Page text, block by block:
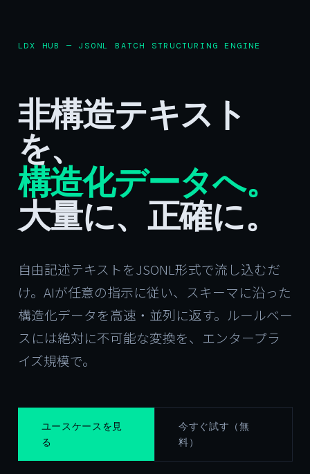
LDX HUB — JSONL BATCH STRUCTURING ENGINE
非構造テキスト
を、
構造化データへ。
大量に、正確に。
自由記述テキストをJSONL形式で流し込むだ
け。AIが任意の指示に従い、スキーマに沿った
構造化データを高速・並列に返す。ルールベー
スには絶対に不可能な変換を、エンタープラ
イズ規模で。
ユースケースを見
る
今すぐ試す（無
料）